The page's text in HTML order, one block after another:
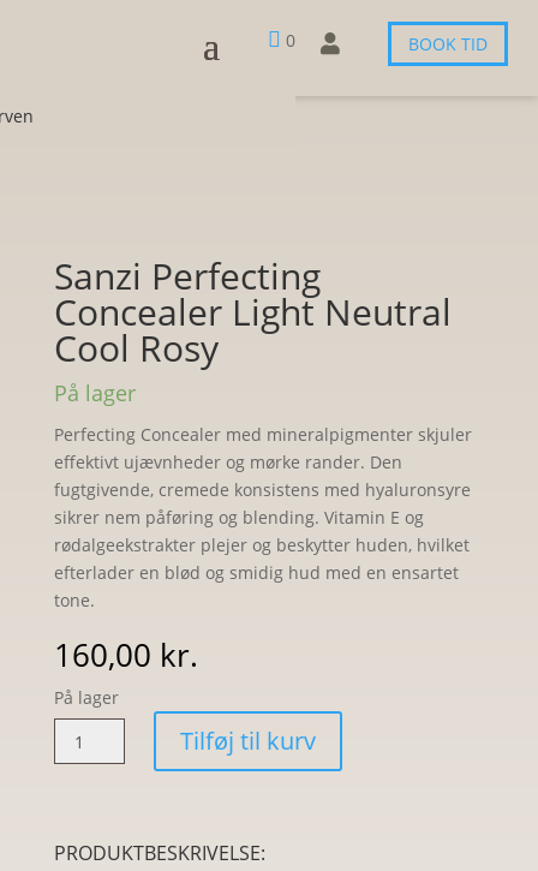
 0  BOOK TID
Sanzi Perfecting
Concealer Light Neutral
Cool Rosy
På lager
Perfecting Concealer med mineralpigmenter skjuler
effektivt ujævnheder og mørke rander. Den
fugtgivende, cremede konsistens med hyaluronsyre
sikrer nem påføring og blending. Vitamin E og
rødalgeekstrakter plejer og beskytter huden, hvilket
efterlader en blød og smidig hud med en ensartet
tone.
160,00 kr.
På lager
Sanzi
Perfecting
Neutral
Tilføj til kurv
PRODUKTBESKRIVELSE: